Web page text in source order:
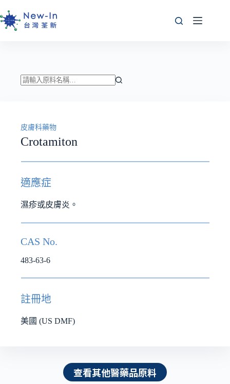
至
主
符
合
的
果
皮膚科藥物
Crotamiton
適應症
濕疹或皮膚炎。
CAS No.
483-63-6
註冊地
美國 (US DMF)
查看其他醫藥品原料